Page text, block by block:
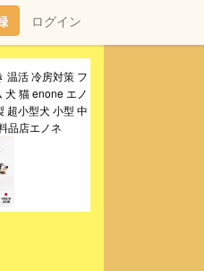
ログイン
温活 冷房対策 フ
犬 猫 enone エノ
超小型犬 小型 中
品店エノネ